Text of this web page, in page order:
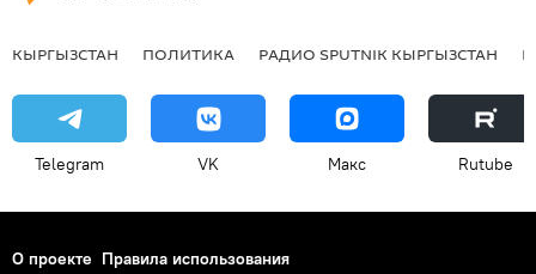
КЫРГЫЗСТАН ПОЛИТИКА РАДИО SPUTNIK КЫРГЫЗСТАН
Telegram VK Макс Rutube
О проекте Правила использования